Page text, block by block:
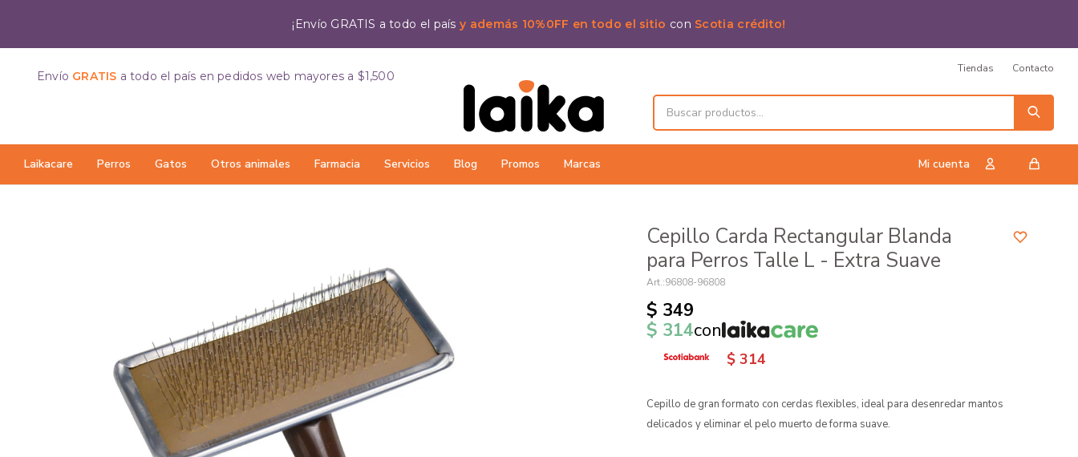
¡Envío GRATIS a todo el paísy además 10%0FF en todo el sitio con Scotia crédito!
Laikacare Perros Gatos Otros animales Farmacia Servicios Blog Promos Marcas
Envío GRATIS a todo el país en pedidos web mayores a $1,500
Tiendas Contacto
Cepillo Carda Rectangular Blanda
para Perros Talle L - Extra Suave
96808-96808
$ 349
$ 314con
$ 314
Cepillo de gran formato con cerdas flexibles, ideal para desenredar mantos
delicados y eliminar el pelo muerto de forma suave.